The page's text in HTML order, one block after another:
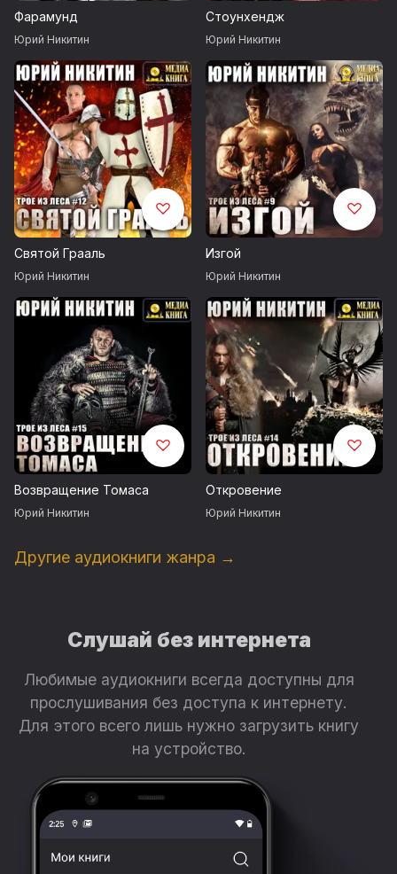
Фарамунд
Юрий Никитин
Стоунхендж
Юрий Никитин
Святой Грааль
Юрий Никитин
Изгой
Юрий Никитин
Возвращение Томаса
Юрий Никитин
Откровение
Юрий Никитин
Другие аудиокниги жанра →
Слушай без интернета
Любимые аудиокниги всегда доступны для
прослушивания без доступа к интернету.
Для этого всего лишь нужно загрузить книгу
на устройство.